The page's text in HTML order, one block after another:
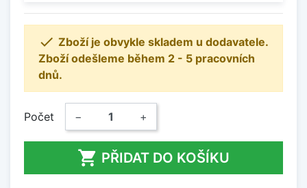
 Zboží je obvykle skladem u dodavatele.
Zboží odešleme během 2 - 5 pracovních
dnů.
Počet − +
 PŘIDAT DO KOŠÍKU